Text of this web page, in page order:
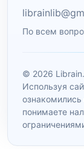
По всем
© 2026
Используя
понимаете